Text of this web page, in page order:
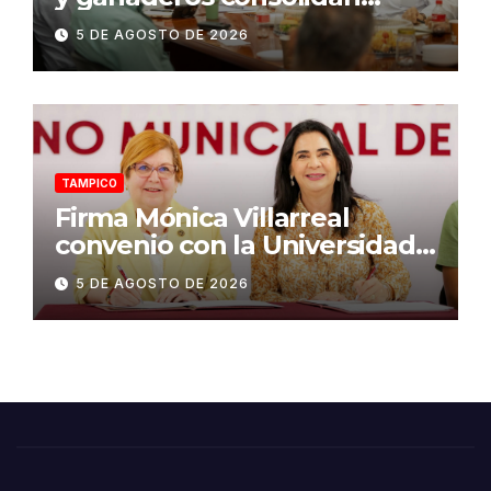
proyecto “Carne Tam”
5 DE AGOSTO DE 2026
TAMPICO
Firma Mónica Villarreal
convenio con la Universidad
Tecnológica de Altamira para
impulsar la innovación
turística mediante TampIA
5 DE AGOSTO DE 2026